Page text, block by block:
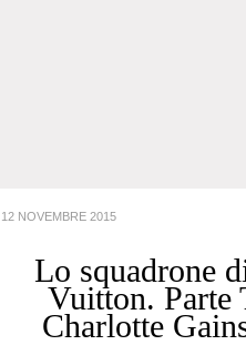
12 NOVEMBRE 2015
Lo squadrone
Vuitton. Parte
Charlotte